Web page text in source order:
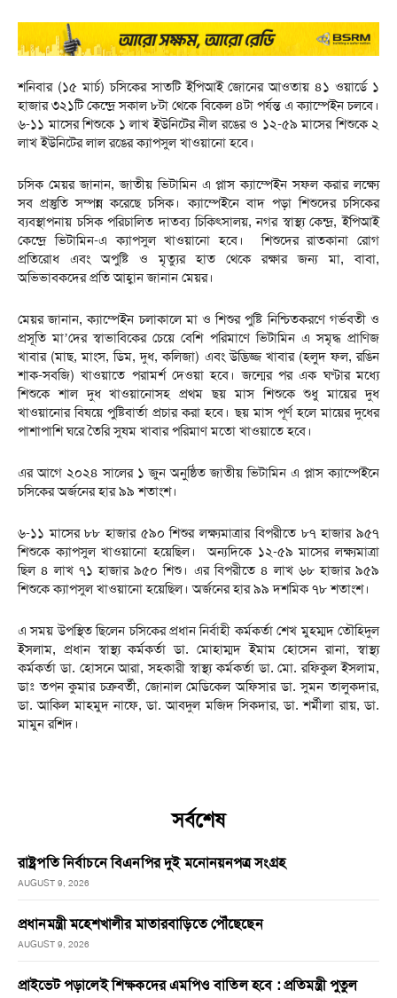
শনিবার (১৫ মার্চ) চসিকের সাতটি ইপিআই জোনের আওতায় ৪১ ওয়ার্ডে ১
হাজার ৩২১টি কেন্দ্রে সকাল ৮টা থেকে বিকেল ৪টা পর্যন্ত এ ক্যাম্পেইন চলবে।
৬-১১ মাসের শিশুকে ১ লাখ ইউনিটের নীল রঙের ও ১২-৫৯ মাসের শিশুকে ২
লাখ ইউনিটের লাল রঙের ক্যাপসুল খাওয়ানো হবে।
চসিক মেয়র জানান, জাতীয় ভিটামিন এ প্লাস ক্যাম্পেইন সফল করার লক্ষ্যে
সব প্রস্তুতি সম্পন্ন করেছে চসিক। ক্যাম্পেইনে বাদ পড়া শিশুদের চসিকের
ব্যবস্থাপনায় চসিক পরিচালিত দাতব্য চিকিৎসালয়, নগর স্বাস্থ্য কেন্দ্র, ইপিআই
কেন্দ্রে ভিটামিন-এ ক্যাপসুল খাওয়ানো হবে। শিশুদের রাতকানা রোগ
প্রতিরোধ এবং অপুষ্টি ও মৃত্যুর হাত থেকে রক্ষার জন্য মা, বাবা,
অভিভাবকদের প্রতি আহ্বান জানান মেয়র।
মেয়র জানান, ক্যাম্পেইন চলাকালে মা ও শিশুর পুষ্টি নিশ্চিতকরণে গর্ভবতী ও
প্রসূতি মা’দের স্বাভাবিকের চেয়ে বেশি পরিমাণে ভিটামিন এ সমৃদ্ধ প্রাণিজ
খাবার (মাছ, মাংস, ডিম, দুধ, কলিজা) এবং উদ্ভিজ্জ খাবার (হলুদ ফল, রঙিন
শাক-সবজি) খাওয়াতে পরামর্শ দেওয়া হবে। জন্মের পর এক ঘণ্টার মধ্যে
শিশুকে শাল দুধ খাওয়ানোসহ প্রথম ছয় মাস শিশুকে শুধু মায়ের দুধ
খাওয়ানোর বিষয়ে পুষ্টিবার্তা প্রচার করা হবে। ছয় মাস পূর্ণ হলে মায়ের দুধের
পাশাপাশি ঘরে তৈরি সুষম খাবার পরিমাণ মতো খাওয়াতে হবে।
এর আগে ২০২৪ সালের ১ জুন অনুষ্ঠিত জাতীয় ভিটামিন এ প্লাস ক্যাম্পেইনে
চসিকের অর্জনের হার ৯৯ শতাংশ।
৬-১১ মাসের ৮৮ হাজার ৫৯০ শিশুর লক্ষ্যমাত্রার বিপরীতে ৮৭ হাজার ৯৫৭
শিশুকে ক্যাপসুল খাওয়ানো হয়েছিল। অন্যদিকে ১২-৫৯ মাসের লক্ষ্যমাত্রা
ছিল ৪ লাখ ৭১ হাজার ৯৫০ শিশু। এর বিপরীতে ৪ লাখ ৬৮ হাজার ৯৫৯
শিশুকে ক্যাপসুল খাওয়ানো হয়েছিল। অর্জনের হার ৯৯ দশমিক ৭৮ শতাংশ।
এ সময় উপস্থিত ছিলেন চসিকের প্রধান নির্বাহী কর্মকর্তা শেখ মুহম্মদ তৌহিদুল
ইসলাম, প্রধান স্বাস্থ্য কর্মকর্তা ডা. মোহাম্মদ ইমাম হোসেন রানা, স্বাস্থ্য
কর্মকর্তা ডা. হোসনে আরা, সহকারী স্বাস্থ্য কর্মকর্তা ডা. মো. রফিকুল ইসলাম,
ডাঃ তপন কুমার চক্রবর্তী, জোনাল মেডিকেল অফিসার ডা. সুমন তালুকদার,
ডা. আকিল মাহমুদ নাফে, ডা. আবদুল মজিদ সিকদার, ডা. শর্মীলা রায়, ডা.
মামুন রশিদ।
সর্বশেষ
রাষ্ট্রপতি নির্বাচনে বিএনপির দুই মনোনয়নপত্র সংগ্রহ
AUGUST 9, 2026
প্রধানমন্ত্রী মহেশখালীর মাতারবাড়িতে পৌঁছেছেন
AUGUST 9, 2026
প্রাইভেট পড়ালেই শিক্ষকদের এমপিও বাতিল হবে : প্রতিমন্ত্রী পুতুল